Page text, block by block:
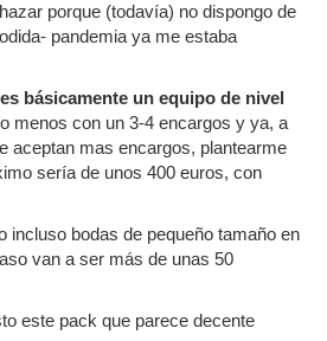
porque (todavía) no dispongo de
pandemia ya me estaba
básicamente un equipo de nivel
menos con un 3-4 encargos y ya, a
aceptan mas encargos, plantearme
sería de unos 400 euros, con
incluso bodas de pequeño tamaño en
van a ser más de unas 50
este pack que parece decente